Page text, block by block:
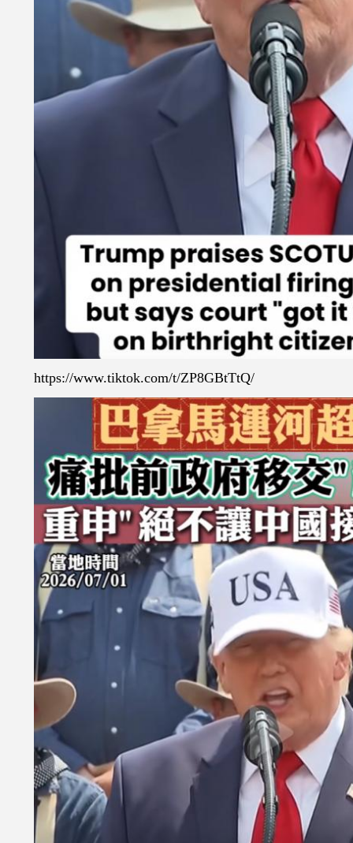
https://www.tiktok.com/t/ZP8GBtTtQ/